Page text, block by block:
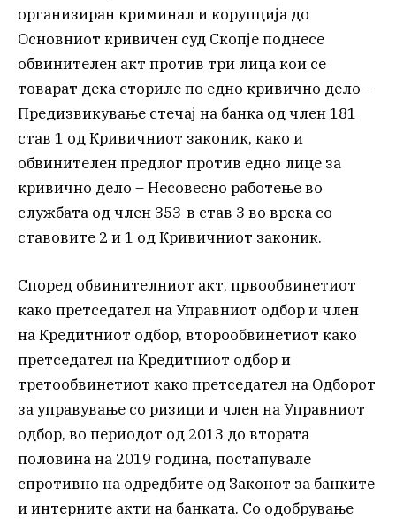
организиран криминал и корупција до
Основниот кривичен суд Скопје поднесе
обвинителен акт против три лица кои се
товарат дека сториле по едно кривично дело –
Предизвикување стечај на банка од член 181
став 1 од Кривичниот законик, како и
обвинителен предлог против едно лице за
кривично дело – Несовесно работење во
службата од член 353-в став 3 во врска со
ставовите 2 и 1 од Кривичниот законик.
Според обвинителниот акт, првообвинетиот
како претседател на Управниот одбор и член
на Кредитниот одбор, второобвинетиот како
претседател на Кредитниот одбор и
третообвинетиот како претседател на Одборот
за управување со ризици и член на Управниот
одбор, во периодот од 2013 до втората
половина на 2019 година, постапувале
спротивно на одредбите од Законот за банките
и интерните акти на банката. Со одобрување